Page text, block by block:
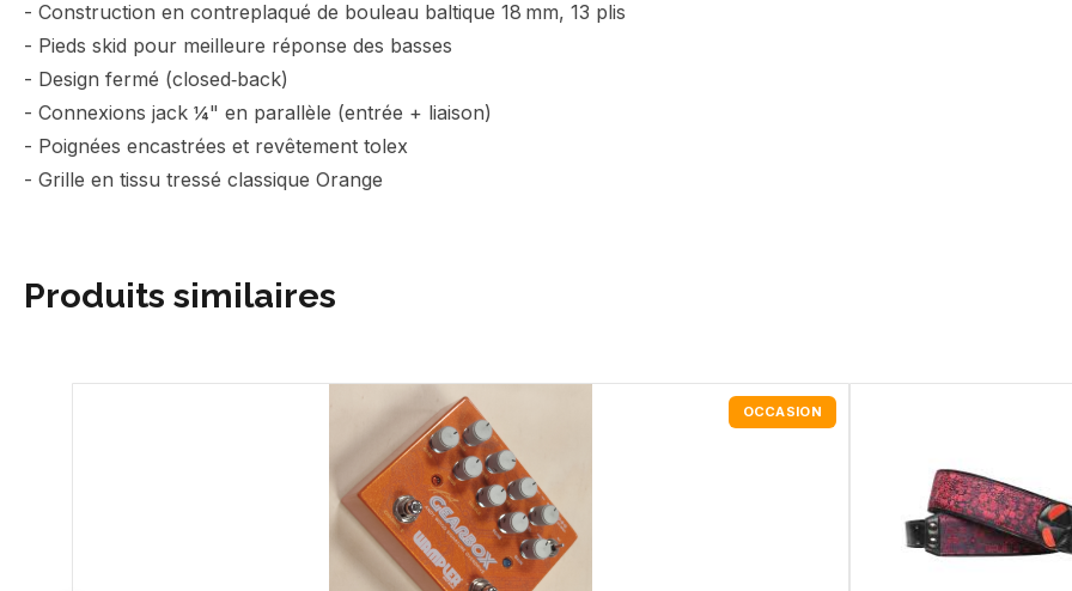
- Construction en contreplaqué de bouleau baltique 18 mm, 13 plis
- Pieds skid pour meilleure réponse des basses
- Design fermé (closed‑back)
- Connexions jack ¼" en parallèle (entrée + liaison)
- Poignées encastrées et revêtement tolex
- Grille en tissu tressé classique Orange
Produits similaires
OCCASION